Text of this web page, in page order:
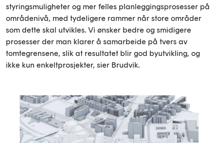
styringsmuligheter og mer felles planleggingsprosesser på
områdenivå, med tydeligere rammer når store områder
som dette skal utvikles. Vi ønsker bedre og smidigere
prosesser der man klarer å samarbeide på tvers av
tomtegrensene, slik at resultatet blir god byutvikling, og
ikke kun enkeltprosjekter, sier Brudvik.